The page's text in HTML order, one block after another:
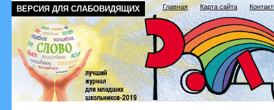
ВЕРСИЯ ДЛЯ СЛАБОВИДЯЩИХ Главная Карта сайта